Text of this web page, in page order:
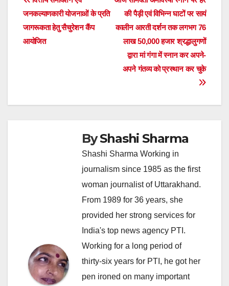
navigation
की पैड़ी एवं विभिन्न घाटों पर सायं
कालीन आरती दर्शन तक लगभग 76
लाख 50,000 हजार श्रद्धालुगणों
द्वारा मां गंगा में स्नान कर अपने-
अपने गंतव्य को प्रस्थान कर चुके
जनकल्याणकारी योजनाओं के प्रति
जागरूकता हेतु सैचुरेशन कैंप
आयोजित
ByShashi Sharma
Shashi Sharma Working in
journalism since 1985 as the first
woman journalist of Uttarakhand.
From 1989 for 36 years, she
provided her strong services for
India's top news agency PTI.
Working for a long period of
thirty-six years for PTI, he got her
pen ironed on many important